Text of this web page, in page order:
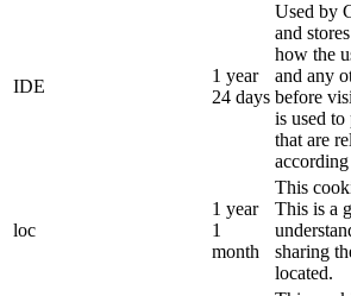
IDE
1 year
24 days
Used by
and
how the
and any
before
is used to
that are
loc
1 year
1
month
This
This is a
sharing
located.